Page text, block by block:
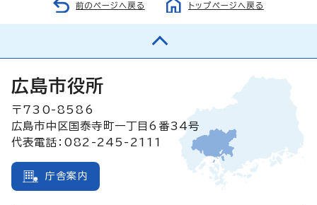
前のページへ戻る トップページへ戻る
広島市役所
〒730-8586
広島市中区国泰寺町一丁目6番34号
代表電話：082-245-2111
庁舎案内